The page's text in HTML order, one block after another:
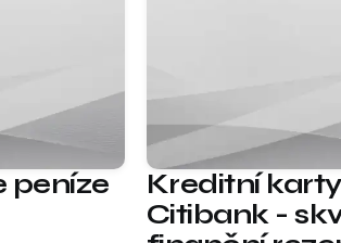
peníze
Kreditní
Citibank -